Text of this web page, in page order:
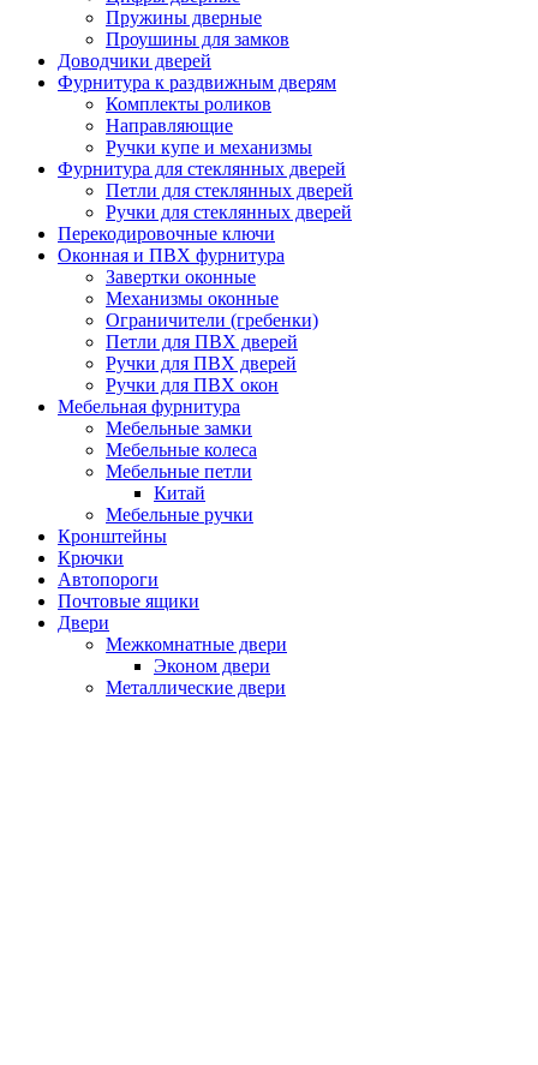
Пружины дверные
Проушины для замков
Доводчики дверей
Фурнитура к раздвижным дверям
Комплекты роликов
Направляющие
Ручки купе и механизмы
Фурнитура для стеклянных дверей
Петли для стеклянных дверей
Ручки для стеклянных дверей
Перекодировочные ключи
Оконная и ПВХ фурнитура
Завертки оконные
Механизмы оконные
Ограничители (гребенки)
Петли для ПВХ дверей
Ручки для ПВХ дверей
Ручки для ПВХ окон
Мебельная фурнитура
Мебельные замки
Мебельные колеса
Мебельные петли
Китай
Мебельные ручки
Кронштейны
Крючки
Автопороги
Почтовые ящики
Двери
Межкомнатные двери
Эконом двери
Металлические двери